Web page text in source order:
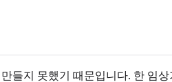
지 못했기 때문입니다. 한 임